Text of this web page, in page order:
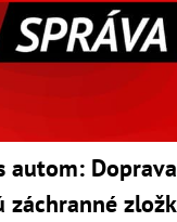
autom:
záchranné